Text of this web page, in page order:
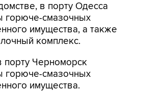
в порту Одесса
горюче-смазочных
имущества, а также
комплекс.
порту Черноморск
горюче-смазочных
имущества.